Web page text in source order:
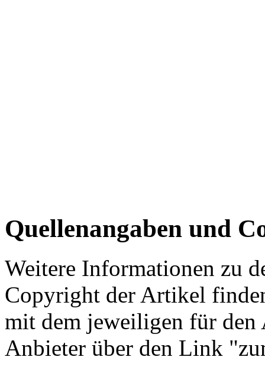
Quellenangaben und
Weitere Informationen zu
Copyright der Artikel
mit dem jeweiligen für
Anbieter über den Link